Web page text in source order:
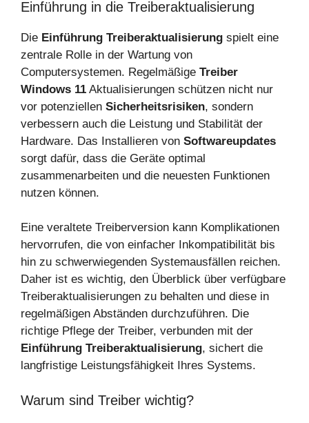
Einführung in die Treiberaktualisierung
Die Einführung Treiberaktualisierung spielt eine
zentrale Rolle in der Wartung von
Computersystemen. Regelmäßige Treiber
Windows 11 Aktualisierungen schützen nicht nur
vor potenziellen Sicherheitsrisiken, sondern
verbessern auch die Leistung und Stabilität der
Hardware. Das Installieren von Softwareupdates
sorgt dafür, dass die Geräte optimal
zusammenarbeiten und die neuesten Funktionen
nutzen können.
Eine veraltete Treiberversion kann Komplikationen
hervorrufen, die von einfacher Inkompatibilität bis
hin zu schwerwiegenden Systemausfällen reichen.
Daher ist es wichtig, den Überblick über verfügbare
Treiberaktualisierungen zu behalten und diese in
regelmäßigen Abständen durchzuführen. Die
richtige Pflege der Treiber, verbunden mit der
Einführung Treiberaktualisierung, sichert die
langfristige Leistungsfähigkeit Ihres Systems.
Warum sind Treiber wichtig?